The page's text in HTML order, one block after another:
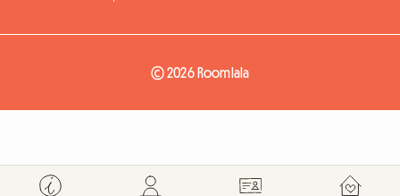
© 2026 Roomlala